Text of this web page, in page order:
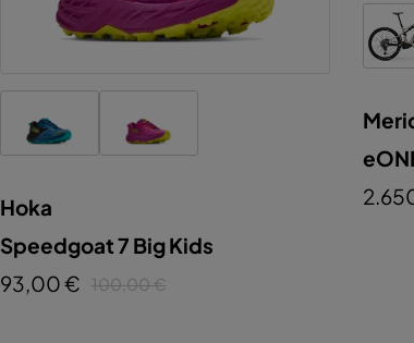
Hoka
Speedgoat 7 Big Kids
93,00 € 100,00 €
Diese Website verwendet Cookies,
bestmögliche Erfahrung bieten zu
Konfigurieren